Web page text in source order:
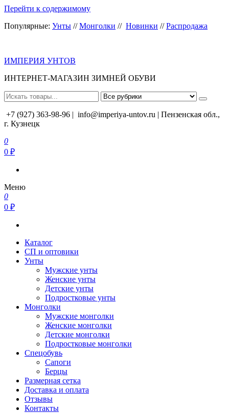
Перейти к содержимому
Популярные: Унты //Монголки // Новинки //Распродажа
ИМПЕРИЯ УНТОВ
ИНТЕРНЕТ-МАГАЗИН ЗИМНЕЙ ОБУВИ
+7 (927) 363-98-96 | info@imperiya-untov.ru | Пензенская обл.,
г. Кузнецк
0
0 ₽
Меню
0
0 ₽
Каталог
СП и оптовики
Унты
Мужские унты
Женские унты
Детские унты
Подростковые унты
Монголки
Мужские монголки
Женские монголки
Детские монголки
Подростковые монголки
Спецобувь
Сапоги
Берцы
Размерная сетка
Доставка и оплата
Отзывы
Контакты